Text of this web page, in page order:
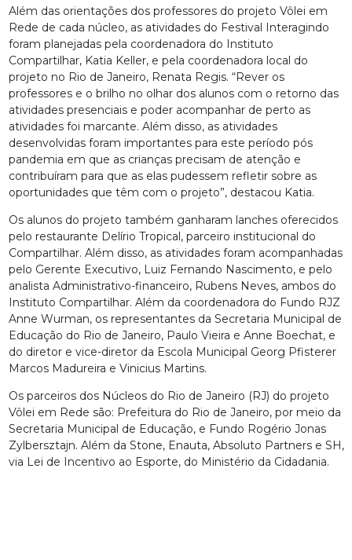
Além das orientações dos professores do projeto Vôlei em
Rede de cada núcleo, as atividades do Festival Interagindo
foram planejadas pela coordenadora do Instituto
Compartilhar, Katia Keller, e pela coordenadora local do
projeto no Rio de Janeiro, Renata Regis. “Rever os
professores e o brilho no olhar dos alunos com o retorno das
atividades presenciais e poder acompanhar de perto as
atividades foi marcante. Além disso, as atividades
desenvolvidas foram importantes para este período pós
pandemia em que as crianças precisam de atenção e
contribuíram para que as elas pudessem refletir sobre as
oportunidades que têm com o projeto”, destacou Katia.
Os alunos do projeto também ganharam lanches oferecidos
pelo restaurante Delírio Tropical, parceiro institucional do
Compartilhar. Além disso, as atividades foram acompanhadas
pelo Gerente Executivo, Luiz Fernando Nascimento, e pelo
analista Administrativo-financeiro, Rubens Neves, ambos do
Instituto Compartilhar. Além da coordenadora do Fundo RJZ
Anne Wurman, os representantes da Secretaria Municipal de
Educação do Rio de Janeiro, Paulo Vieira e Anne Boechat, e
do diretor e vice-diretor da Escola Municipal Georg Pfisterer
Marcos Madureira e Vinicius Martins.
Os parceiros dos Núcleos do Rio de Janeiro (RJ) do projeto
Vôlei em Rede são: Prefeitura do Rio de Janeiro, por meio da
Secretaria Municipal de Educação, e Fundo Rogério Jonas
Zylbersztajn. Além da Stone, Enauta, Absoluto Partners e SH,
via Lei de Incentivo ao Esporte, do Ministério da Cidadania.